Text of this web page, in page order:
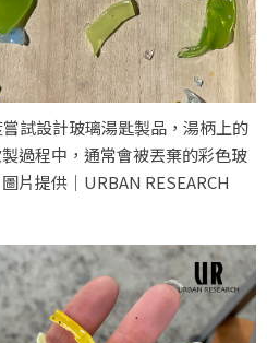
試設計玻璃湯匙製品，湯柄上的
過程中，通常會被丟棄的彩色玻
片提供｜URBAN RESEARCH